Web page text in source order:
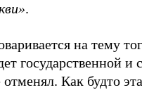
.
на тему
государственной и
Как будто